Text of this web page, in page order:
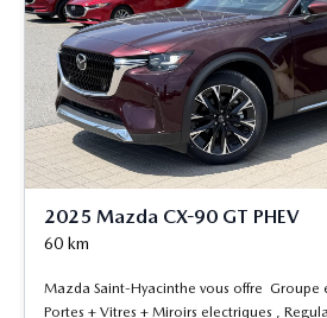
2025 Mazda CX-90 GT PHEV
60 km
Mazda Saint-Hyacinthe vous offre Groupe
Portes + Vitres + Miroirs electriques ,